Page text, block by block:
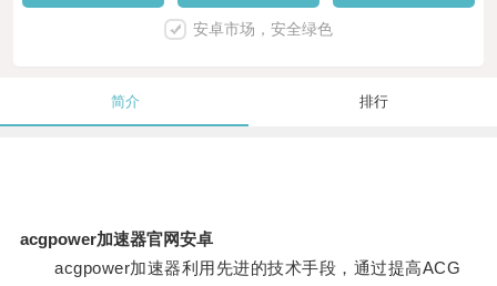
安卓市场，安全绿色
简介 排行
acgpower加速器官网安卓
acgpower加速器利用先进的技术手段，通过提高ACG